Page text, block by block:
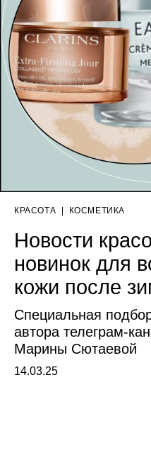
КРАСОТА КОСМЕТИКА
Новости
новинок для
кожи после
Специальная
автора телеграм-
Марины Сютаевой
14.03.25